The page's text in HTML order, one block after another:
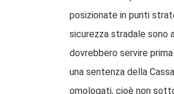
posizionate in punti
sicurezza stradale sono
dovrebbero servire
una sentenza della
omologati, cioè non